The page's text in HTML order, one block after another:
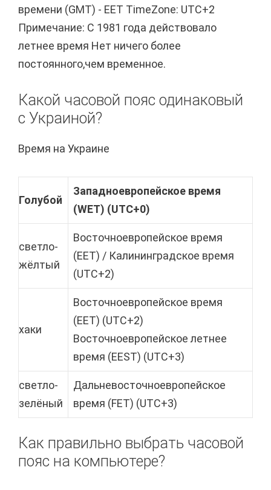
времени (GMT) - EET TimeZone: UTC+2
Примечание: С 1981 года действовало
летнее время Нет ничего более
постоянного,чем временное.
Какой часовой пояс одинаковый
с Украиной?
Время на Украине
Голубой
Западноевропейское время
(WET) (UTC+0)
светло-
жёлтый
Восточноевропейское время
(EET) / Калининградское время
(UTC+2)
хаки
Восточноевропейское время
(EET) (UTC+2)
Восточноевропейское летнее
время (EEST) (UTC+3)
светло-
зелёный
Дальневосточноевропейское
время (FET) (UTC+3)
Как правильно выбрать часовой
пояс на компьютере?